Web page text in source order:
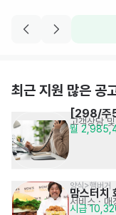
최근 지원 많은 공
[298/주
고객상담
월
양식>햄버거
맘스터치
서비스· 매
시급